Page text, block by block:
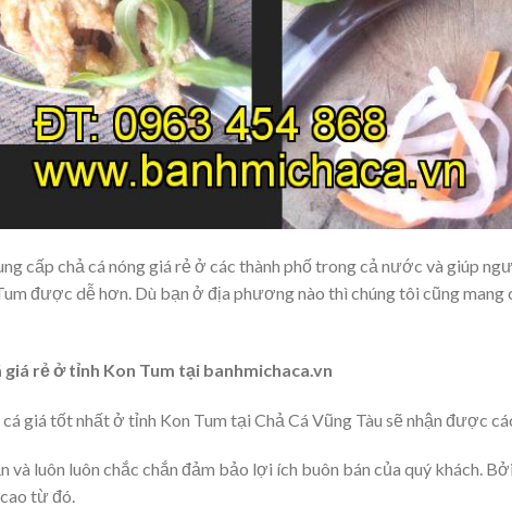
cấp chả cá nóng giá rẻ ở các thành phố trong cả nước và giúp
được dễ hơn. Dù bạn ở địa phương nào thì chúng tôi cũng mang
giá rẻ ở tỉnh Kon Tum tại banhmichaca.vn
cá giá tốt nhất ở tỉnh Kon Tum tại Chả Cá Vũng Tàu sẽ nhận được
và luôn luôn chắc chắn đảm bảo lợi ích buôn bán của quý khách.
từ đó.